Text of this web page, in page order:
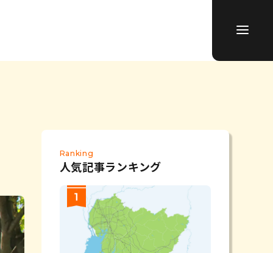
Ranking
人気記事ランキング